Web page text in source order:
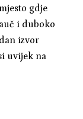
gdje
i duboko
izvor
uvijek na